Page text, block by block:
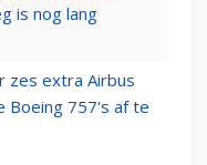
is nog lang
zes extra Airbus
Boeing 757's af te